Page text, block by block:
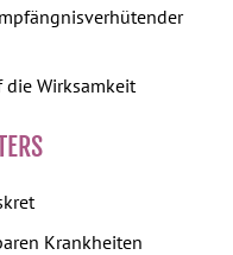
die Wirksamkeit
Krankheiten